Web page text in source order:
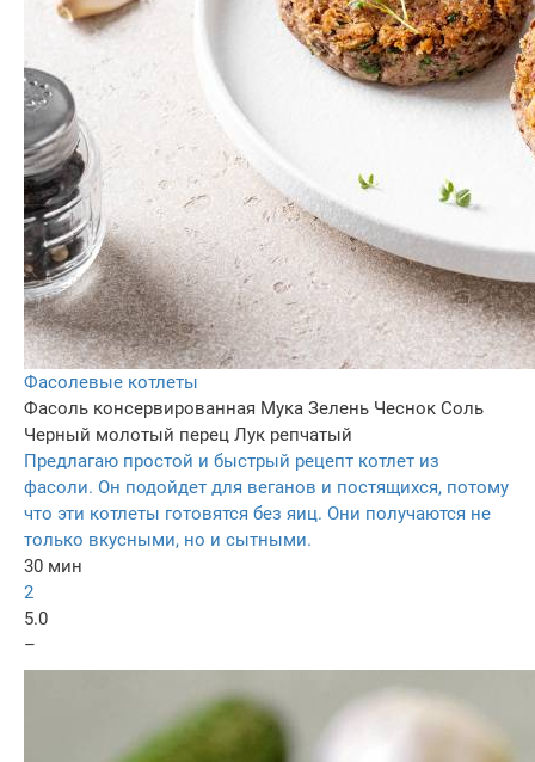
Фасолевые котлеты
Фасоль консервированная Мука Зелень Чеснок Соль
Черный молотый перец Лук репчатый
Предлагаю простой и быстрый рецепт котлет из
фасоли. Он подойдет для веганов и постящихся, потому
что эти котлеты готовятся без яиц. Они получаются не
только вкусными, но и сытными.
30 мин
2
5.0
–